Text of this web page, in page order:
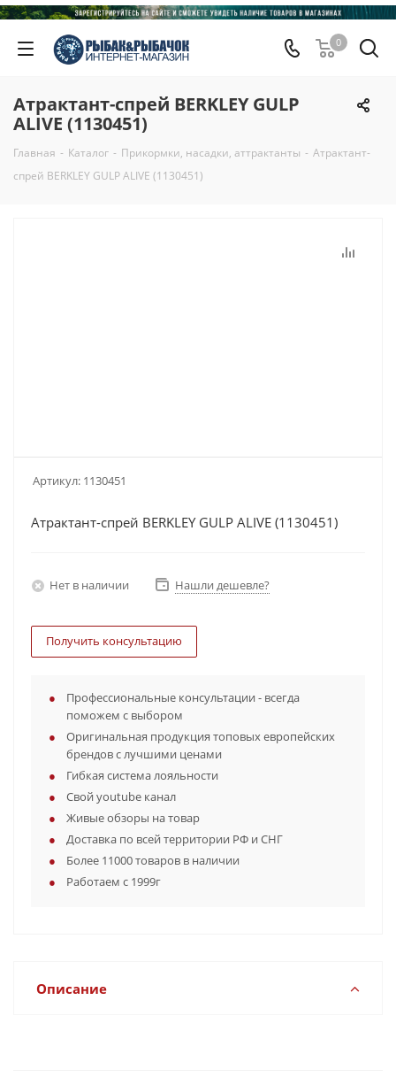
0
Атрактант-спрей BERKLEY GULP
ALIVE (1130451)
Главная - Каталог - Прикормки, насадки, аттрактанты - Атрактант-
спрей BERKLEY GULP ALIVE (1130451)
Артикул: 1130451
Атрактант-спрей BERKLEY GULP ALIVE (1130451)
Нет в наличии Нашли дешевле?
Получить консультацию
Профессиональные консультации - всегда
поможем с выбором
Оригинальная продукция топовых европейских
брендов с лучшими ценами
Гибкая система лояльности
Свой youtube канал
Живые обзоры на товар
Доставка по всей территории РФ и СНГ
Более 11000 товаров в наличии
Работаем с 1999г
Описание